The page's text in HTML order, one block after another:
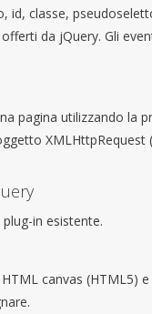
id, classe,
da jQuery. Gli
pagina utilizzando la
XMLHttpRequest
in esistente.
canvas (HTML5)